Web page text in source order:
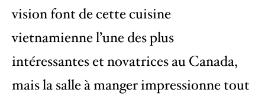
vision font de cette cuisine
vietnamienne l’une des plus
intéressantes et novatrices au Canada,
mais la salle à manger impressionne tout